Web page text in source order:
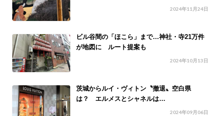
2024年11月24日
ビル谷間の「ほこら」まで…神社・寺21万件
が地図に ルート提案も
2024年10月13日
茨城からルイ・ヴィトン〝撤退〟空白県
は？ エルメスとシャネルは…
2024年09月06日